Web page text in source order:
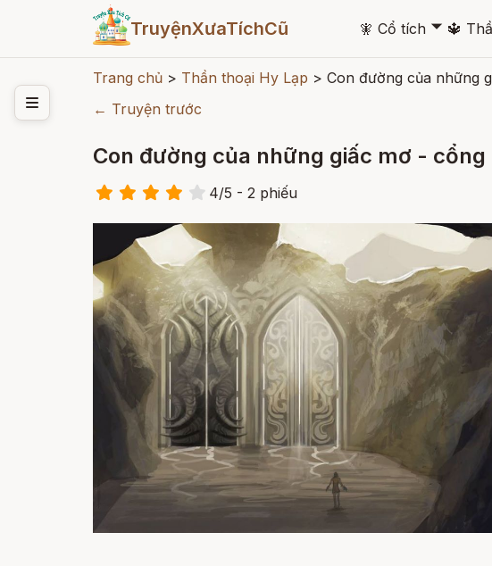
TruyệnXưaTíchCũ 🧚 Cổ tích 🞃 🔱
Trang chủ > Thần thoại Hy Lạp > Con đường của những
← Truyện trước
Con đường của những giấc mơ -
4/5 - 2 phiếu